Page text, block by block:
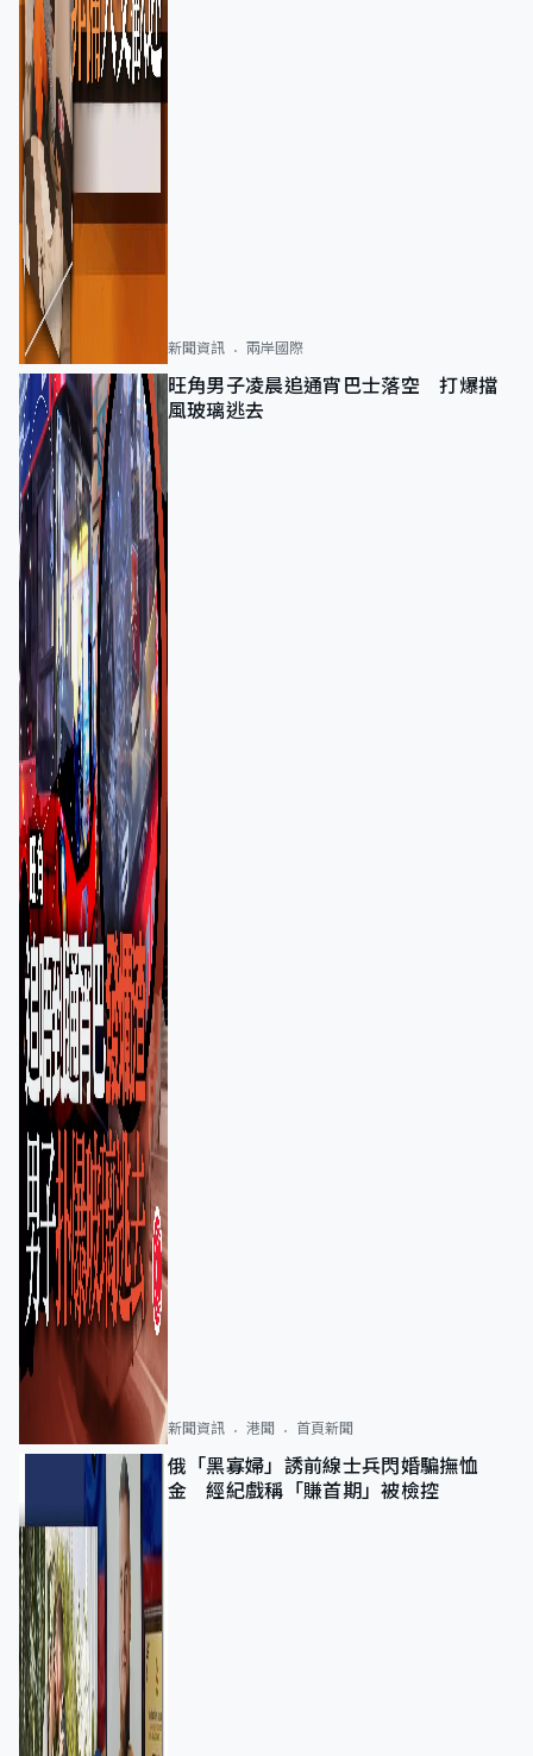
新聞資訊 兩岸國際
旺角男子凌晨追通宵巴士落空 打爆擋
風玻璃逃去
新聞資訊 港聞 首頁新聞
俄「黑寡婦」誘前線士兵閃婚騙撫恤
金 經紀戲稱「賺首期」被檢控